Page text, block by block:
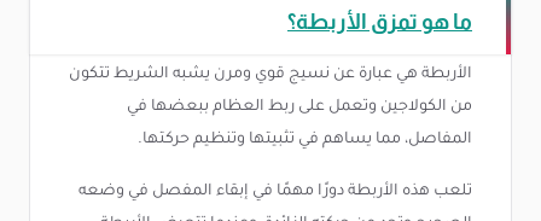
ما هو تمزق الأربطة؟
الأربطة هي عبارة عن نسيج قوي ومرن يشبه الشريط تتكون
من الكولاجين وتعمل على ربط العظام ببعضها في
المفاصل، مما يساهم في تثبيتها وتنظيم حركتها.
تلعب هذه الأربطة دورًا مهمًا في إبقاء المفصل في وضعه